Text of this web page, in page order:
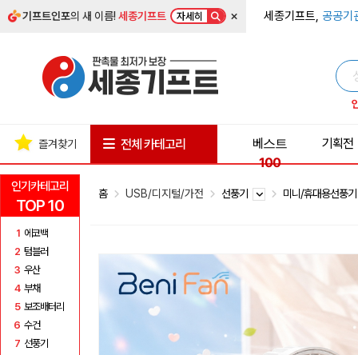
기프트인포의 새 이름!세종기프트 자세히 × 세종기프트, 공공기
인기카테고리
TOP 10
1 에코백
2 텀블러
3 우산
4 부채
5 보조배터리
6 수건
7 선풍기
즐겨찾기 전체 카테고리
베스트
100
기획전
홈 USB/디지털/가전 선풍기 미니/휴대용선풍